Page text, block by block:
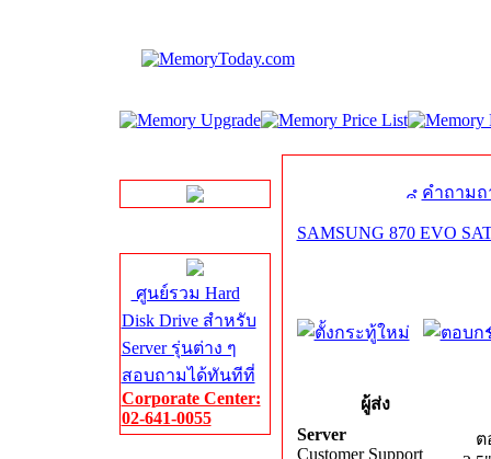
ศูนย์รวม Hard
Disk Drive สำหรับ
Server รุ่นต่าง ๆ
สอบถามได้ทันทีที่
Corporate Center:
02-641-0055
คำถาม
SAMSUNG 870 EVO
ผู้ส่ง
Server
Customer Support
ต